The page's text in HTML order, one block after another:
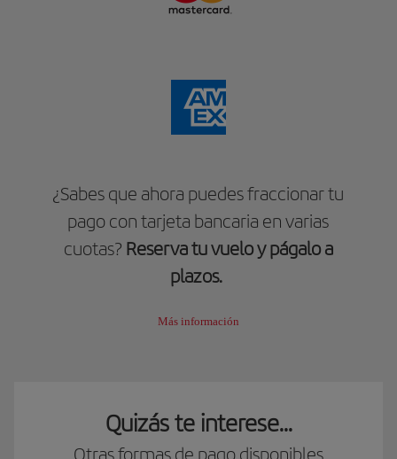
¿Sabes que ahora puedes fraccionar tu
pago con tarjeta bancaria en varias
cuotas? Reserva tu vuelo y págalo a
plazos.
Más información
Quizás te interese...
Otras formas de pago disponibles